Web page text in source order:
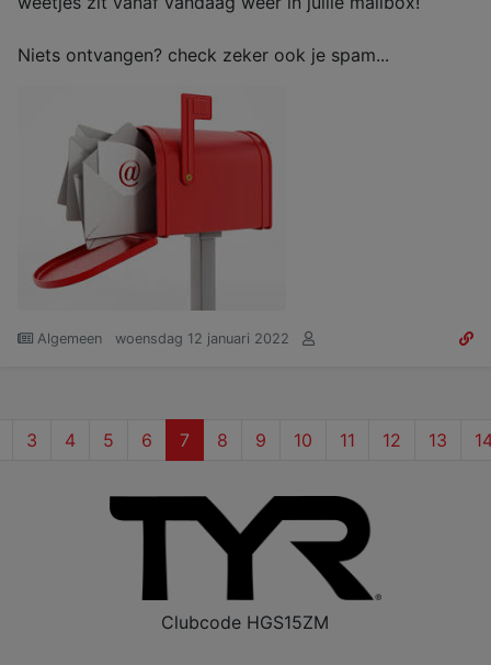
Niets ontvangen? check zeker ook je spam...
Algemeen woensdag 12 januari 2022
3 4 5 6 7(current)
8 9 10 11 12 13
Clubcode HGS15ZM